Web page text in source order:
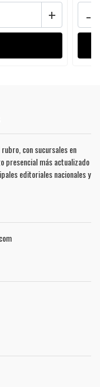
+ -
con sucursales en
presencial más actualizado
editoriales nacionales y